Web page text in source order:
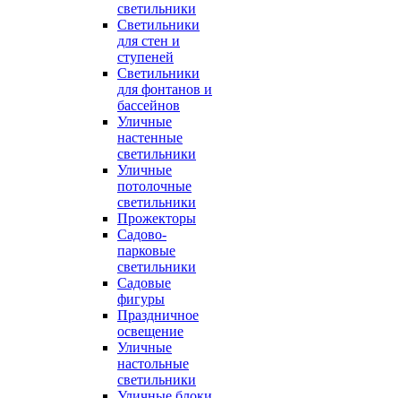
светильники
Светильники
для стен и
ступеней
Светильники
для фонтанов и
бассейнов
Уличные
настенные
светильники
Уличные
потолочные
светильники
Прожекторы
Садово-
парковые
светильники
Садовые
фигуры
Праздничное
освещение
Уличные
настольные
светильники